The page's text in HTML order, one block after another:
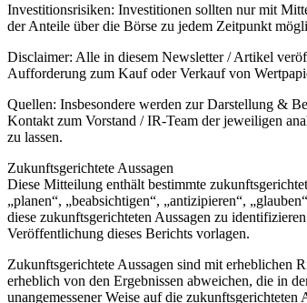
Investitionsrisiken: Investitionen sollten nur mit
der Anteile über die Börse zu jedem Zeitpunkt
Disclaimer: Alle in diesem Newsletter / Artikel
Aufforderung zum Kauf oder Verkauf von
Quellen: Insbesondere werden zur Darstellung &
Kontakt zum Vorstand / IR-Team der jeweiligen
zu lassen.
Zukunftsgerichtete Aussagen
Diese Mitteilung enthält bestimmte
„planen“, „beabsichtigen“, „antizipieren“,
diese zukunftsgerichteten Aussagen zu
Veröffentlichung dieses Berichts vorlagen.
Zukunftsgerichtete Aussagen sind mit erheblichen
erheblich von den Ergebnissen abweichen, die in
unangemessener Weise auf die